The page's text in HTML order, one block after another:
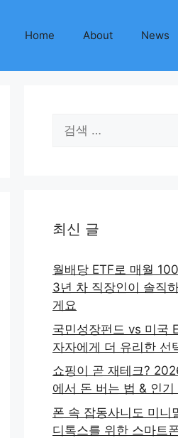
Home About News
색:
최신 글
월배당 ETF로 매월
3년 차 직장인이 솔직
게요
국민성장펀드 vs 미국
자자에게 더 유리한 선
쇼핑이 곧 재테크?
에서 돈 버는 법 & 인기
폰 속 잡동사니도 미니
디톡스를 위한 스마트